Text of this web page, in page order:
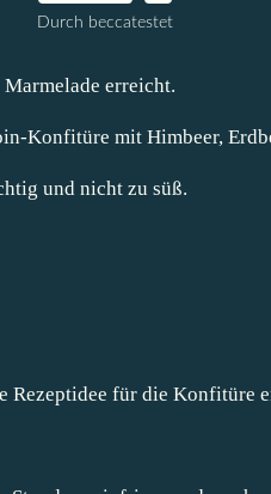
Durch beccatestet
erreicht.
Konfitüre mit Himbeer,
und nicht zu süß.
Rezeptidee für die Konfitüre